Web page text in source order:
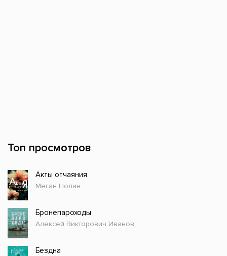
Топ просмотров
Акты отчаяния
Меган Нолан
Бронепароходы
Алексей Викторович Иванов
Бездна